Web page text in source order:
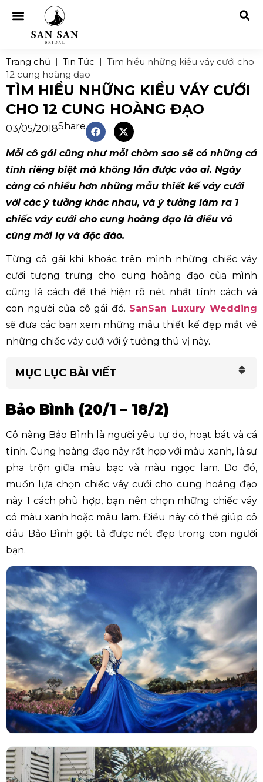
Trang chủ | Tin Tức | Tìm hiểu những kiểu váy cưới cho
12 cung hoàng đạo
TÌM HIỂU NHỮNG KIỂU VÁY CƯỚI
CHO 12 CUNG HOÀNG ĐẠO
03/05/2018Share
Mỗi cô gái cũng như mỗi chòm sao sẽ có những cá
tính riêng biệt mà không lẫn được vào ai. Ngày
càng có nhiều hơn những mẫu thiết kế váy cưới
với các ý tưởng khác nhau, và ý tưởng làm ra 1
chiếc váy cưới cho cung hoàng đạo là điều vô
cùng mới lạ và độc đáo.
Từng cô gái khi khoác trên mình những chiếc váy
cưới tượng trưng cho cung hoàng đạo của mình
cũng là cách để thể hiện rõ nét nhất tính cách và
con người của cô gái đó. SanSan Luxury Wedding
sẽ đưa các bạn xem những mẫu thiết kế đẹp mắt về
những chiếc váy cưới với ý tưởng thú vị này.
MỤC LỤC BÀI VIẾT
Bảo Bình (20/1 – 18/2)
Cô nàng Bảo Bình là người yêu tự do, hoạt bát và cá
tính. Cung hoàng đạo này rất hợp với màu xanh, là sự
pha trộn giữa màu bạc và màu ngọc lam. Do đó,
muốn lựa chọn chiếc váy cưới cho cung hoàng đạo
này 1 cách phù hợp, bạn nên chọn những chiếc váy
có màu xanh hoặc màu lam. Điều này có thể giúp cô
dâu Bảo Bình gột tả được nét đẹp trong con người
bạn.